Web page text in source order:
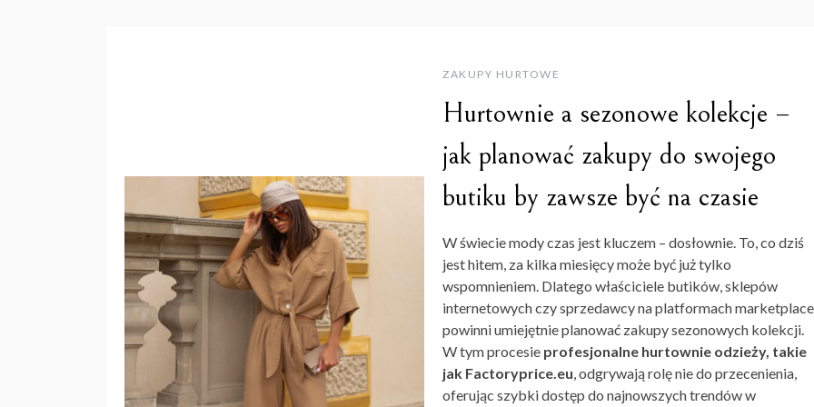
ZAKUPY HURTOWE
Hurtownie a sezonowe kolekcje –
jak planować zakupy do swojego
butiku by zawsze być na czasie
W świecie mody czas jest kluczem – dosłownie. To, co dziś
jest hitem, za kilka miesięcy może być już tylko
wspomnieniem. Dlatego właściciele butików, sklepów
internetowych czy sprzedawcy na platformach marketplace
powinni umiejętnie planować zakupy sezonowych kolekcji.
W tym procesie profesjonalne hurtownie odzieży, takie
jak Factoryprice.eu, odgrywają rolę nie do przecenienia,
oferując szybki dostęp do najnowszych trendów w